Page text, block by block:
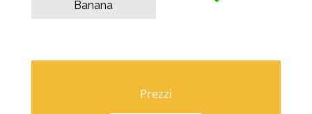
Banana
Prezzi